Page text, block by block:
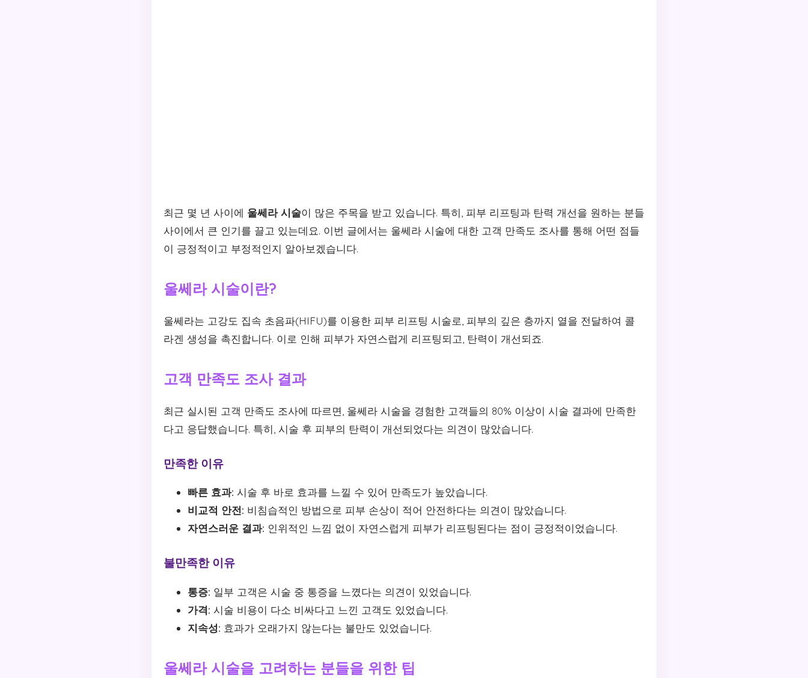
최근 몇 년 사이에 울쎄라 시술이 많은 주목을 받고 있습니다. 특히, 피부 리프팅과 탄력 개선을 원하는 분들
사이에서 큰 인기를 끌고 있는데요. 이번 글에서는 울쎄라 시술에 대한 고객 만족도 조사를 통해 어떤 점들
이 긍정적이고 부정적인지 알아보겠습니다.
울쎄라 시술이란?
울쎄라는 고강도 집속 초음파(HIFU)를 이용한 피부 리프팅 시술로, 피부의 깊은 층까지 열을 전달하여 콜
라겐 생성을 촉진합니다. 이로 인해 피부가 자연스럽게 리프팅되고, 탄력이 개선되죠.
고객 만족도 조사 결과
최근 실시된 고객 만족도 조사에 따르면, 울쎄라 시술을 경험한 고객들의 80% 이상이 시술 결과에 만족한
다고 응답했습니다. 특히, 시술 후 피부의 탄력이 개선되었다는 의견이 많았습니다.
만족한 이유
빠른 효과: 시술 후 바로 효과를 느낄 수 있어 만족도가 높았습니다.
비교적 안전: 비침습적인 방법으로 피부 손상이 적어 안전하다는 의견이 많았습니다.
자연스러운 결과: 인위적인 느낌 없이 자연스럽게 피부가 리프팅된다는 점이 긍정적이었습니다.
불만족한 이유
통증: 일부 고객은 시술 중 통증을 느꼈다는 의견이 있었습니다.
가격: 시술 비용이 다소 비싸다고 느낀 고객도 있었습니다.
지속성: 효과가 오래가지 않는다는 불만도 있었습니다.
울쎄라 시술을 고려하는 분들을 위한 팁